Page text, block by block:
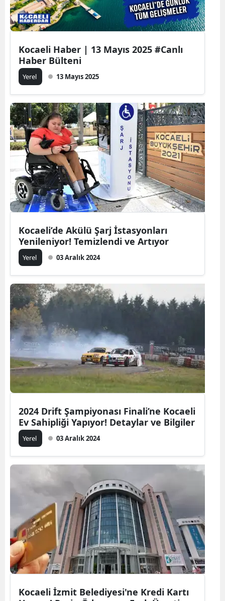
Kocaeli Haber | 13 Mayıs 2025 #Canlı
Haber Bülteni
Yerel 13 Mayıs 2025
Kocaeli’de Akülü Şarj İstasyonları
Yenileniyor! Temizlendi ve Artıyor
Yerel 03 Aralık 2024
2024 Drift Şampiyonası Finali’ne Kocaeli
Ev Sahipliği Yapıyor! Detaylar ve Bilgiler
Yerel 03 Aralık 2024
Kocaeli İzmit Belediyesi'ne Kredi Kartı